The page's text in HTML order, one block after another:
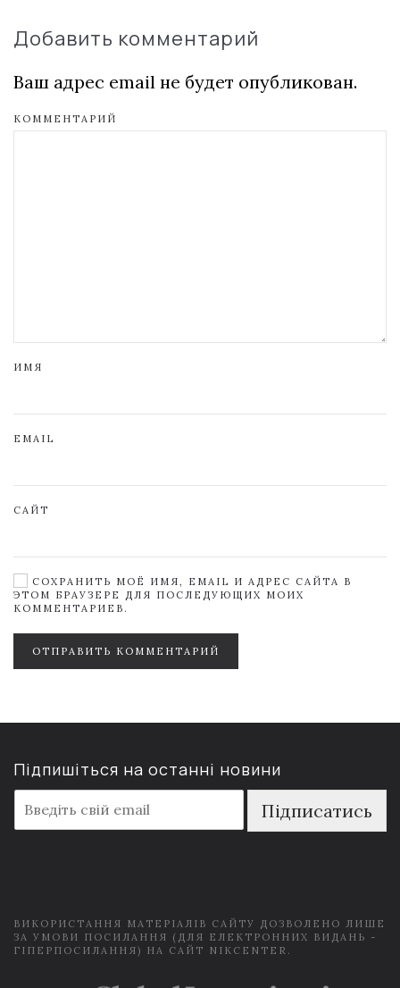
Добавить комментарий
Ваш адрес email не будет опубликован.
КОММЕНТАРИЙ
ИМЯ
EMAIL
САЙТ
СОХРАНИТЬ МОЁ ИМЯ, EMAIL И АДРЕС САЙТА В
ЭТОМ БРАУЗЕРЕ ДЛЯ ПОСЛЕДУЮЩИХ МОИХ
КОММЕНТАРИЕВ.
ОТПРАВИТЬ КОММЕНТАРИЙ
Підпишіться на останні новини
m
a
Підписатись
ВИКОРИСТАННЯ МАТЕРІАЛІВ САЙТУ ДОЗВОЛЕНО ЛИШЕ
ЗА УМОВИ ПОСИЛАННЯ (ДЛЯ ЕЛЕКТРОННИХ ВИДАНЬ -
ГІПЕРПОСИЛАННЯ) НА САЙТ NIKCENTER.